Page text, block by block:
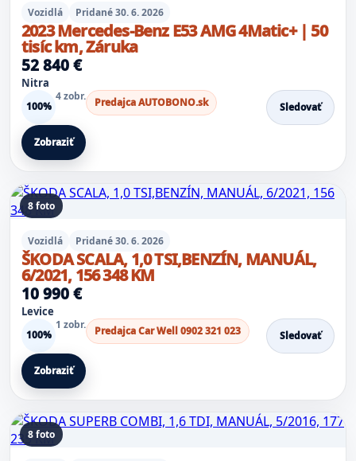
Vozidlá Pridané 30. 6. 2026
2023 Mercedes-Benz E53 AMG 4Matic+ | 50
tisíc km, Záruka
52 840 €
Nitra
100%
4 zobr. Predajca AUTOBONO.sk Sledovať
Zobraziť
8 foto
Vozidlá Pridané 30. 6. 2026
ŠKODA SCALA, 1,0 TSI,BENZÍN, MANUÁL,
6/2021, 156 348 KM
10 990 €
Levice
100%
1 zobr. Predajca Car Well 0902 321 023 Sledovať
Zobraziť
8 foto